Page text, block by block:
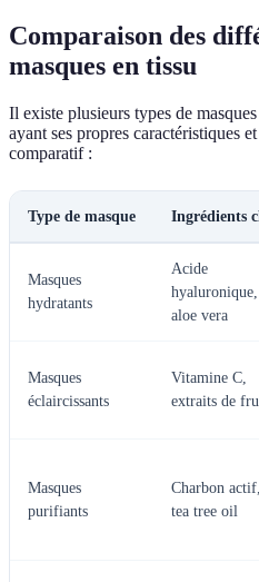
Comparaison des
masques en tissu
Il existe plusieurs types de
ayant ses propres caractéristiques
comparatif :
Type de masque Ingrédients
Masques
hydratants
Acide
hyaluronique,
aloe vera
Masques
éclaircissants
Vitamine C,
extraits de
Masques
purifiants
Charbon actif,
tea tree oil